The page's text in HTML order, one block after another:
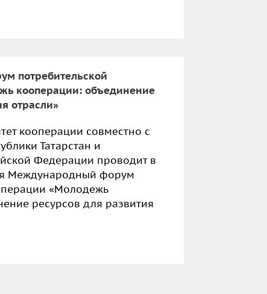
потребительской
кооперации: объединение
отрасли»
кооперации совместно с
Татарстан и
Федерации проводит в
Международный форум
«Молодежь
ресурсов для развития